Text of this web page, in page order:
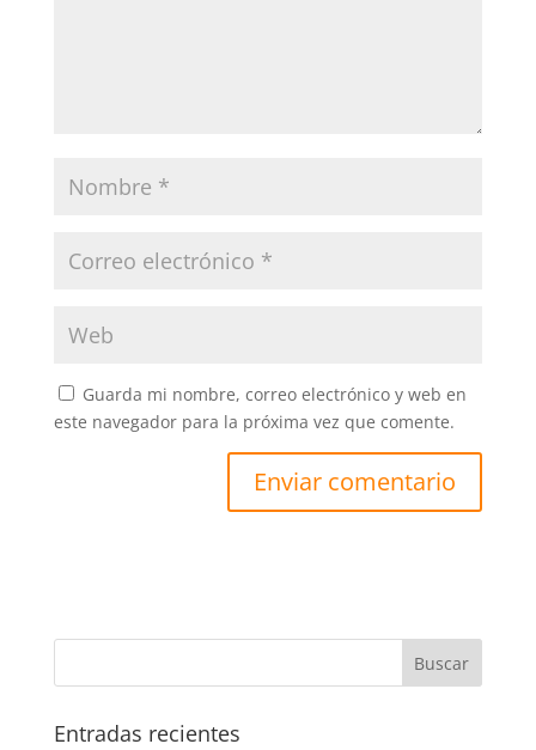
Guarda mi nombre, correo electrónico y web en
este navegador para la próxima vez que comente.
Entradas recientes